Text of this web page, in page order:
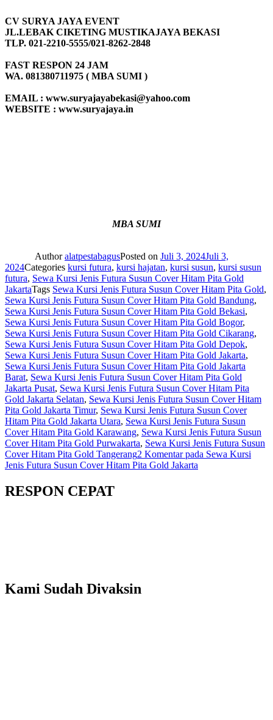
CV SURYA JAYA EVENT
JL.LEBAK CIKETING MUSTIKAJAYA BEKASI
TLP. 021-2210-5555/021-8262-2848
FAST RESPON 24 JAM
WA. 081380711975 ( MBA SUMI )
EMAIL : www.suryajayabekasi@yahoo.com
WEBSITE : www.suryajaya.in
MBA SUMI
AuthoralatpestabagusPosted on Juli 3, 2024Juli 3,
2024Categories kursi futura, kursi hajatan, kursi susun, kursi susun
futura, Sewa Kursi Jenis Futura Susun Cover Hitam Pita Gold
JakartaTags Sewa Kursi Jenis Futura Susun Cover Hitam Pita Gold,
Sewa Kursi Jenis Futura Susun Cover Hitam Pita Gold Bandung,
Sewa Kursi Jenis Futura Susun Cover Hitam Pita Gold Bekasi,
Sewa Kursi Jenis Futura Susun Cover Hitam Pita Gold Bogor,
Sewa Kursi Jenis Futura Susun Cover Hitam Pita Gold Cikarang,
Sewa Kursi Jenis Futura Susun Cover Hitam Pita Gold Depok,
Sewa Kursi Jenis Futura Susun Cover Hitam Pita Gold Jakarta,
Sewa Kursi Jenis Futura Susun Cover Hitam Pita Gold Jakarta
Barat, Sewa Kursi Jenis Futura Susun Cover Hitam Pita Gold
Jakarta Pusat, Sewa Kursi Jenis Futura Susun Cover Hitam Pita
Gold Jakarta Selatan, Sewa Kursi Jenis Futura Susun Cover Hitam
Pita Gold Jakarta Timur, Sewa Kursi Jenis Futura Susun Cover
Hitam Pita Gold Jakarta Utara, Sewa Kursi Jenis Futura Susun
Cover Hitam Pita Gold Karawang, Sewa Kursi Jenis Futura Susun
Cover Hitam Pita Gold Purwakarta, Sewa Kursi Jenis Futura Susun
Cover Hitam Pita Gold Tangerang2 Komentarpada Sewa Kursi
Jenis Futura Susun Cover Hitam Pita Gold Jakarta
RESPON CEPAT
Kami Sudah Divaksin